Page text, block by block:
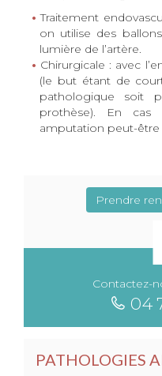
Traitement
on utilise des
lumière de l’artère.
Chirurgicale : avec
(le but étant de
pathologique soit
prothèse). En cas
amputation peut-être
Prendre
Contactez-
04
PATHOLOGIES